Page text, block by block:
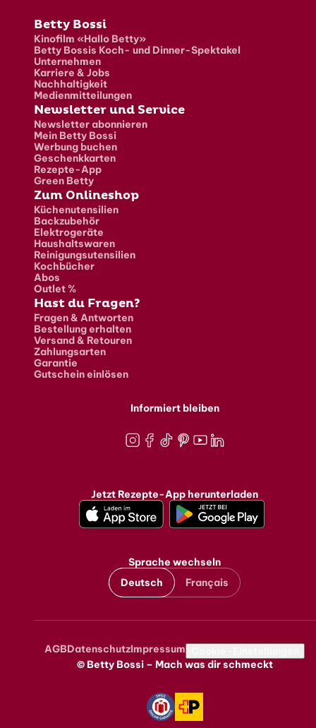
Fusszeile
Betty Bossi
Kinofilm «Hallo Betty»
Betty Bossis Koch- und Dinner-Spektakel
Unternehmen
Karriere & Jobs
Nachhaltigkeit
Medienmitteilungen
Newsletter und Service
Newsletter abonnieren
Mein Betty Bossi
Werbung buchen
Geschenkkarten
Rezepte-App
Green Betty
Zum Onlineshop
Küchenutensilien
Backzubehör
Elektrogeräte
Haushaltswaren
Reinigungsutensilien
Kochbücher
Abos
Outlet %
Hast du Fragen?
Fragen & Antworten
Bestellung erhalten
Versand & Retouren
Zahlungsarten
Garantie
Gutschein einlösen
Informiert bleiben
Jetzt Rezepte-App herunterladen
Sprache wechseln
Deutsch
Français
Metanavigation
AGBDatenschutzImpressum
© Betty Bossi – Mach was dir schmeckt